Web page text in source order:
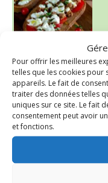
Pour offrir les meilleures
telles que les cookies pour
appareils. Le fait de
traiter des données telles
uniques sur ce site. Le fait
consentement peut avoir
et fonctions.
~ NICE CREAM À LA FRAISE ~
Presque un mois que